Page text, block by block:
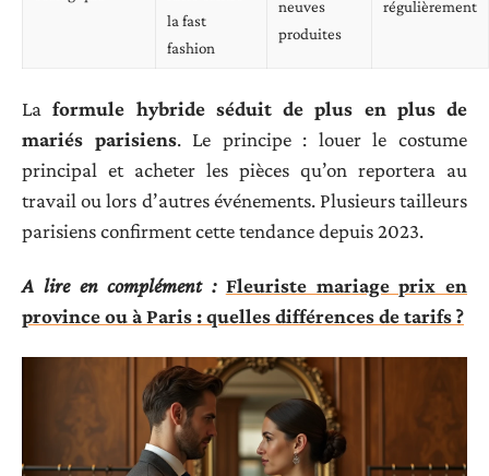
la fast
fashion
neuves
produites
régulièrement
Laformule hybride séduit de plus en plus de
mariés parisiens. Le principe : louer le costume
principal et acheter les pièces qu’on reportera au
travail ou lors d’autres événements. Plusieurs tailleurs
parisiens confirment cette tendance depuis 2023.
A lire en complément : Fleuriste mariage prix en
province ou à Paris : quelles différences de tarifs ?